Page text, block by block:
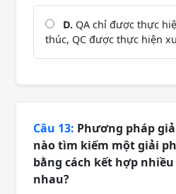
D. QA chỉ được thực
thúc, QC được thực hiện
Câu 13: Phương pháp
nào tìm kiếm một giải
bằng cách kết hợp
nhau?